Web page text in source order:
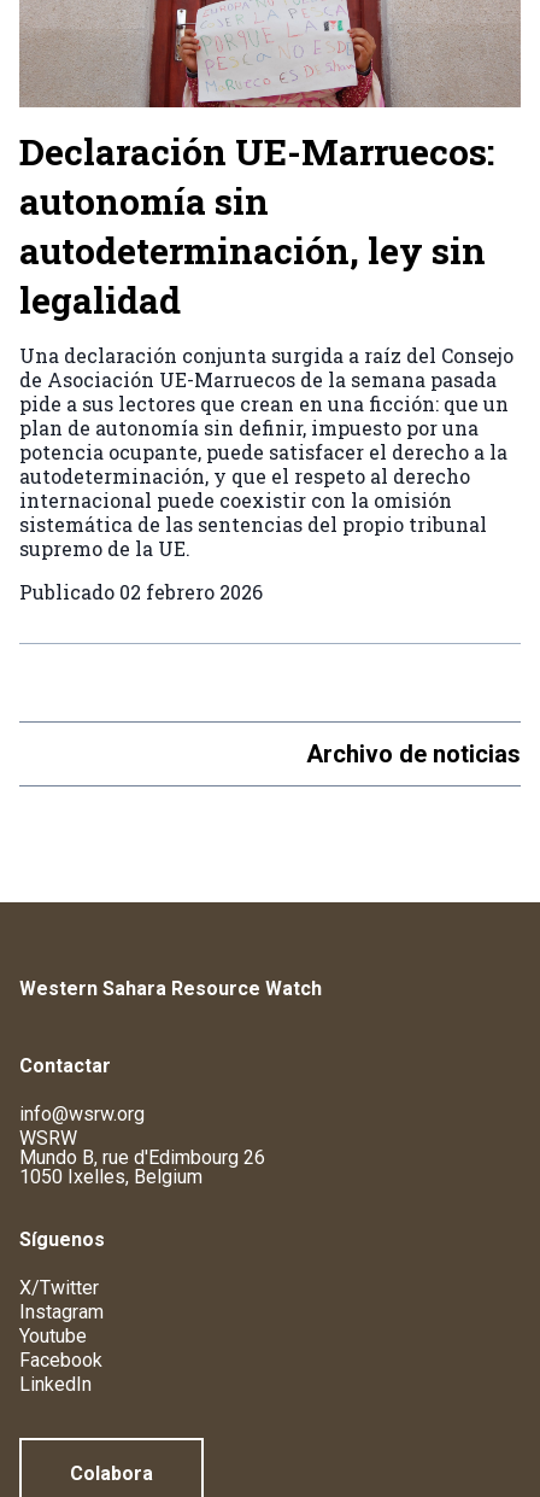
Declaración UE-Marruecos:
autonomía sin
autodeterminación, ley sin
legalidad
Una declaración conjunta surgida a raíz del Consejo
de Asociación UE-Marruecos de la semana pasada
pide a sus lectores que crean en una ficción: que un
plan de autonomía sin definir, impuesto por una
potencia ocupante, puede satisfacer el derecho a la
autodeterminación, y que el respeto al derecho
internacional puede coexistir con la omisión
sistemática de las sentencias del propio tribunal
supremo de la UE.
Publicado 02 febrero 2026
Archivo de noticias
Western Sahara Resource Watch
Contactar
info@wsrw.org
WSRW
Mundo B, rue d'Edimbourg 26
1050 Ixelles, Belgium
Síguenos
X/Twitter
Instagram
Youtube
Facebook
LinkedIn
Colabora